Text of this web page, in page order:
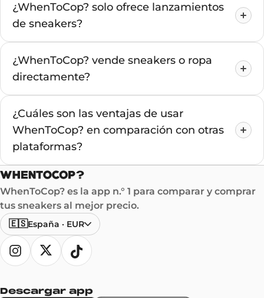
¿WhenToCop? solo ofrece lanzamientos
de sneakers?
¿WhenToCop? vende sneakers o ropa
directamente?
¿Cuáles son las ventajas de usar
WhenToCop? en comparación con otras
plataformas?
WhenToCop? es la app n.° 1 para comparar y comprar
tus sneakers al mejor precio.
🇪🇸España · EUR
Descargar app